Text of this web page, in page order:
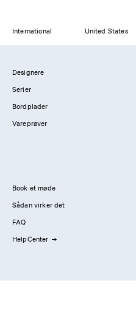
International United States
Designere
Serier
Bordplader
Vareprøver
Book et møde
Sådan virker det
FAQ
HelpCenter